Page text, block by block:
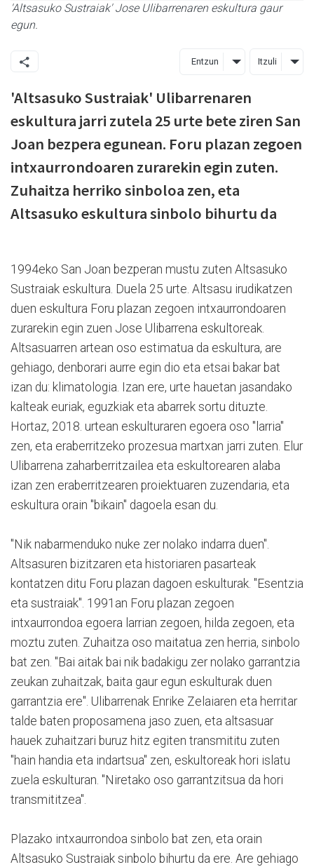
'Altsasuko Sustraiak' Jose Ulibarrenaren eskultura gaur
egun.
Entzun Itzuli
'Altsasuko Sustraiak' Ulibarrenaren
eskultura jarri zutela 25 urte bete ziren San
Joan bezpera egunean. Foru plazan zegoen
intxaurrondoaren zurarekin egin zuten.
Zuhaitza herriko sinboloa zen, eta
Altsasuko eskultura sinbolo bihurtu da
1994eko San Joan bezperan mustu zuten Altsasuko
Sustraiak eskultura. Duela 25 urte. Altsasu irudikatzen
duen eskultura Foru plazan zegoen intxaurrondoaren
zurarekin egin zuen Jose Ulibarrena eskultoreak.
Altsasuarren artean oso estimatua da eskultura, are
gehiago, denborari aurre egin dio eta etsai bakar bat
izan du: klimatologia. Izan ere, urte hauetan jasandako
kalteak euriak, eguzkiak eta abarrek sortu dituzte.
Hortaz, 2018. urtean eskulturaren egoera oso "larria"
zen, eta eraberritzeko prozesua martxan jarri zuten. Elur
Ulibarrena zaharberritzailea eta eskultorearen alaba
izan zen eraberritzearen proiektuaren zuzendaria, eta
eskultura orain "bikain" dagoela esan du.
"Nik nabarmenduko nuke zer nolako indarra duen".
Altsasuren bizitzaren eta historiaren pasarteak
kontatzen ditu Foru plazan dagoen eskulturak. "Esentzia
eta sustraiak". 1991an Foru plazan zegoen
intxaurrondoa egoera larrian zegoen, hilda zegoen, eta
moztu zuten. Zuhaitza oso maitatua zen herria, sinbolo
bat zen. "Bai aitak bai nik badakigu zer nolako garrantzia
zeukan zuhaitzak, baita gaur egun eskulturak duen
garrantzia ere". Ulibarrenak Enrike Zelaiaren eta herritar
talde baten proposamena jaso zuen, eta altsasuar
hauek zuhaitzari buruz hitz egiten transmititu zuten
"hain handia eta indartsua" zen, eskultoreak hori islatu
zuela eskulturan. "Niretako oso garrantzitsua da hori
transmititzea".
Plazako intxaurrondoa sinbolo bat zen, eta orain
Altsasuko Sustraiak sinbolo bihurtu da ere. Are gehiago